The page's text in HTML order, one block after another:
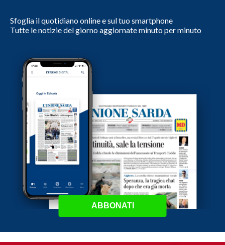
Sfoglia il quotidiano online e sul tuo smartphone
Tutte le notizie del giorno aggiornate minuto per minuto
ABBONATI